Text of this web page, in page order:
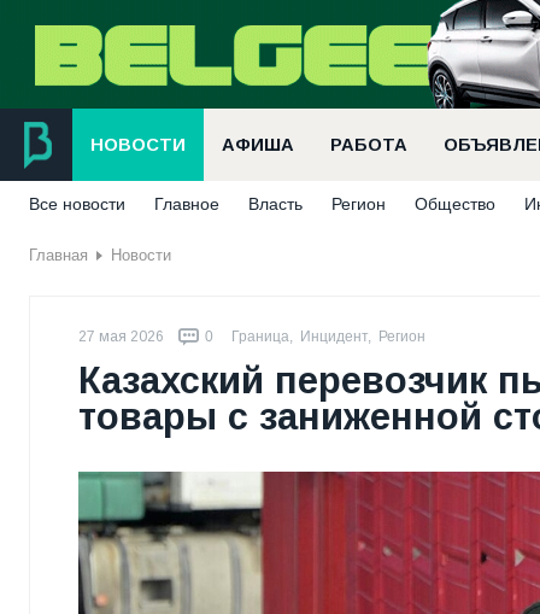
НОВОСТИ АФИША РАБОТА
Все новости Главное Власть Регион Общество
Главная Новости
27 мая 2026 0 Граница, Инцидент, Регион
Казахский перевозчик
товары с заниженной